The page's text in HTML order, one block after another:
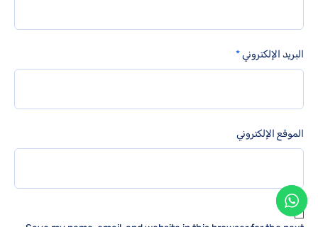
البريد الإلكتروني*
الموقع الإلكتروني